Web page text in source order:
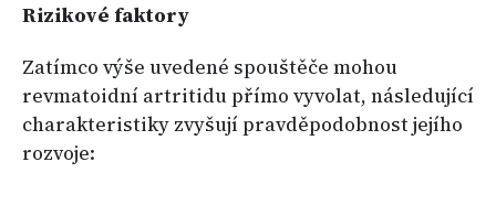
Rizikové faktory
Zatímco výše uvedené spouštěče mohou
revmatoidní artritidu přímo vyvolat, následující
charakteristiky zvyšují pravděpodobnost jejího
rozvoje: